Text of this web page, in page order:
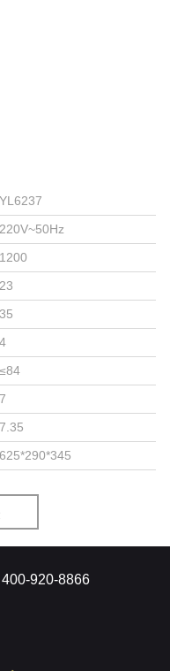
YL6237
220V~50Hz
1200
23
35
4
≤84
7
7.35
625*290*345
920-8866